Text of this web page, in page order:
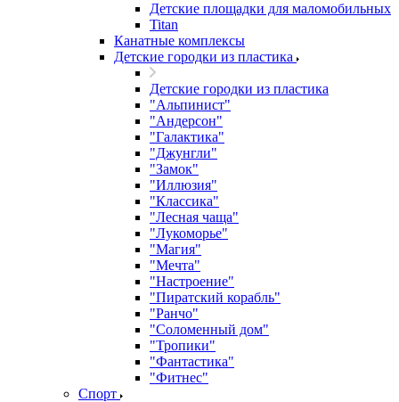
Детские площадки для маломобильных
Titan
Канатные комплексы
Детские городки из пластика
Детские городки из пластика
"Альпинист"
"Андерсон"
"Галактика"
"Джунгли"
"Замок"
"Иллюзия"
"Классика"
"Лесная чаща"
"Лукоморье"
"Магия"
"Мечта"
"Настроение"
"Пиратский корабль"
"Ранчо"
"Соломенный дом"
"Тропики"
"Фантастика"
"Фитнес"
Спорт